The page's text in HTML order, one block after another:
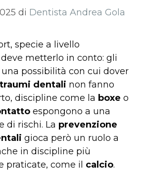
di Dentista Andrea Gola
specie a livello
metterlo in conto: gli
possibilità con cui dover
traumi dentali non fanno
discipline come la boxe o
espongono a una
di rischi. La prevenzione
gioca però un ruolo a
in discipline più
praticate, come il calcio.